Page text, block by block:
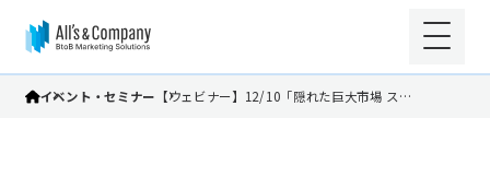
イベント・セミナー 【ウェビナー】12/10「隠れた巨大市場 ス…